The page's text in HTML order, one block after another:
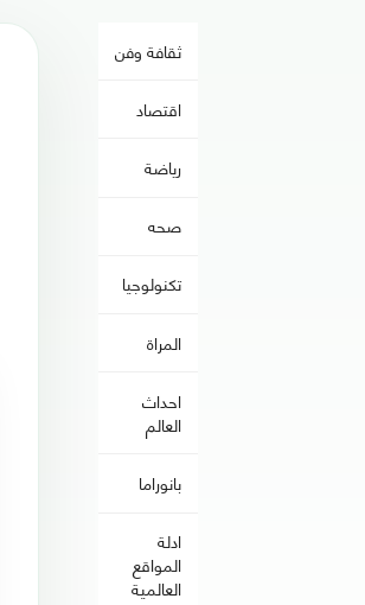
ثقافة وفن
اقتصاد
رياضة
صحه
تكنولوجيا
المراة
احداث
العالم
بانوراما
ادلة
المواقع
العالمية